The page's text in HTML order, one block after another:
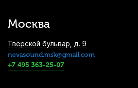
Москва
Тверской бульвар, д. 9
nevasound.msk@gmail.com
+7 495 363-25-07